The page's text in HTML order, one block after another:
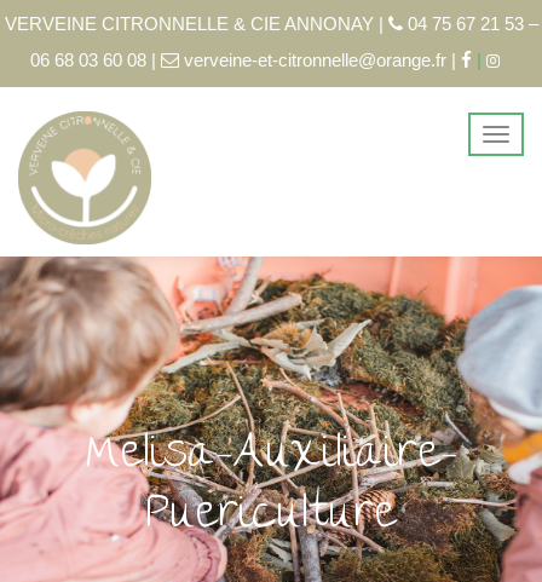
VERVEINE CITRONNELLE & CIE ANNONAY |
04 75 67 21 53 –
06 68 03 60 08 |
verveine-et-citronnelle@orange.fr | |
Melisa-Auxiliaire-
Puericulture